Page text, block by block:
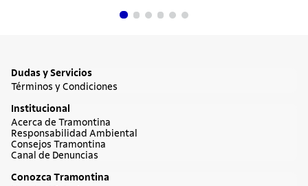
Dudas y Servicios
Términos y Condiciones
Institucional
Acerca de Tramontina
Responsabilidad Ambiental
Consejos Tramontina
Canal de Denuncias
Conozca Tramontina